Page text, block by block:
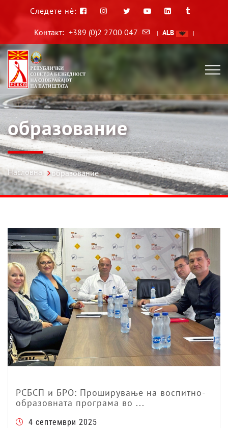
Следете нè:
Контакт: +389 (0)2 2700 047 | ALB |
образование
Насловна образование
РСБСП и БРО: Проширување на воспитно-
образовната програма во ...
4 септември 2025